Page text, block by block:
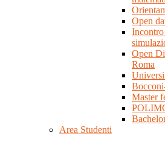
Open
Incontro
Open
Roma
Master
Area Studenti